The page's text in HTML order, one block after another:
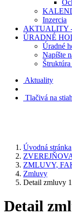
Inzercia
AKTUALITY -
ÚRADNÉ
Úradné
Napíšte
Aktuality
Tlačivá na
Úvodná stránka
ZMLUVY,
Zmluvy
Detail zmluvy
Detail